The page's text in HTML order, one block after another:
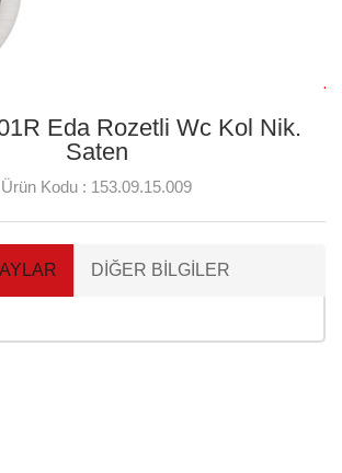
Eda Rozetli Wc Kol Nik.
Saten
Ürün Kodu : 153.09.15.009
DIĞER BILGILER